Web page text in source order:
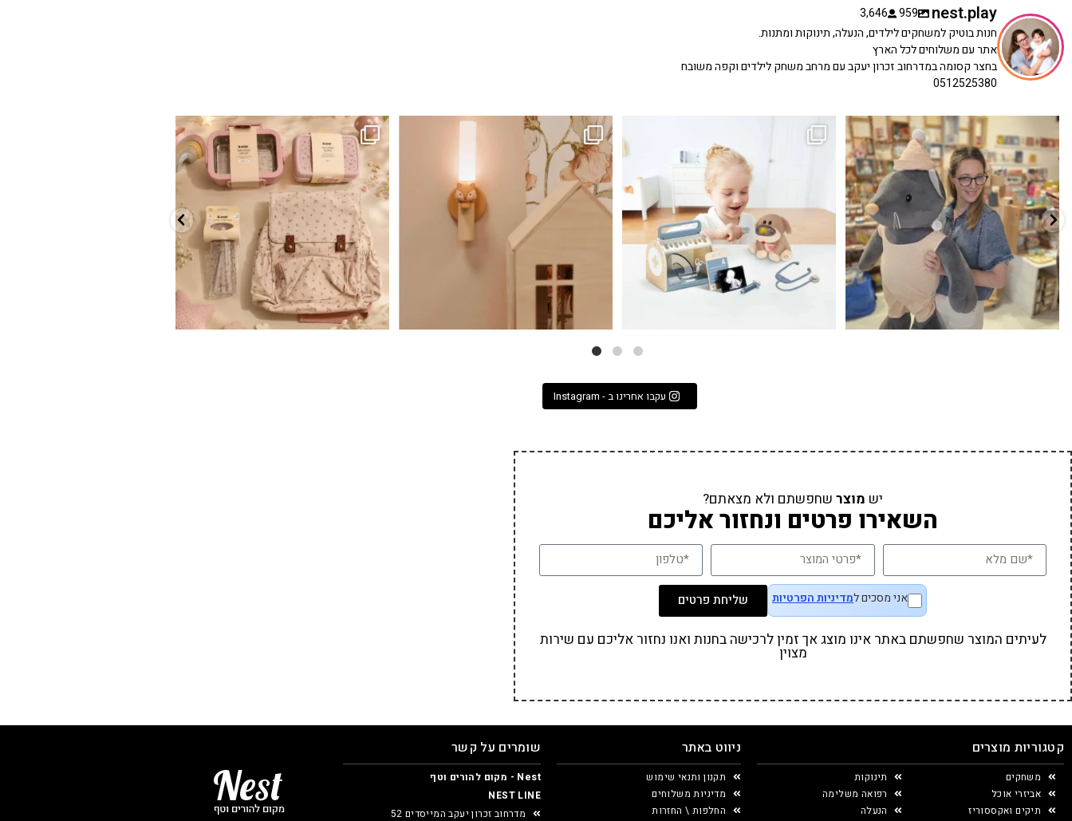
nest.play
959
3,646
חנות בוטיק למשחקים לילדים, הנעלה, תינוקות ומתנות.
אתר עם משלוחים לכל הארץ
בחצר קסומה במדרחוב זכרון יעקב עם מרחב משחק לילדים וקפה משובח
0512525380
הקולקציה החדשה
9 4
גם פריט עיצובי לחדר, גם מנורת לילה מרגיעה, וגם...
0
7 0
כשפתחתי את החנות חלמתי ליצור מקום שהייתי
שמחה
39 16
עקבו אחרינו ב - Instagram
יש מוצר שחפשתם ולא מצאתם?
השאירו פרטים ונחזור אליכם
אני מסכים למדיניות הפרטיות שליחת פרטים
לעיתים המוצר שחפשתם באתר אינו מוצג אך זמין לרכישה בחנות ואנו נחזור אליכם עם שירות
מצוין
קטגוריות מוצרים
משחקים
אביזרי אוכל
תיקים ואקססוריז
תינוקות
רפואה משלימה
הנעלה
ניווט באתר
תקנון ותנאי שימוש
מדיניות משלוחים
החלפות \ החזרות
שומרים על קשר
Nest - מקום להורים וטף
NEST LINE
מדרחוב זכרון יעקב המייסדים 52